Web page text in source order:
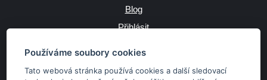
Používáme soubory cookies
Tato webová stránka používá cookies a další sledovací
Blog
Přihlásit